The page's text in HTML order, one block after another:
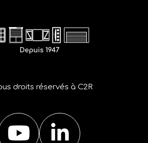
droits réservés à C2R